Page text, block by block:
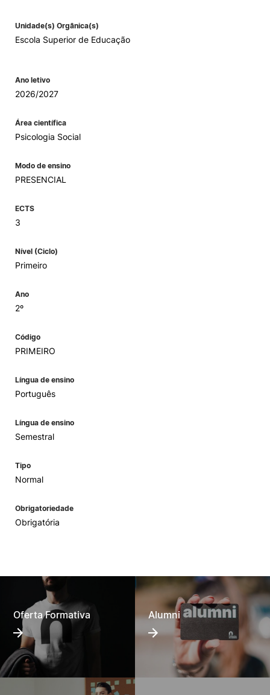
Unidade(s) Orgânica(s)
Escola Superior de Educação
Ano letivo
2026/2027
Área científica
Psicologia Social
Modo de ensino
PRESENCIAL
ECTS
3
Nível (Ciclo)
Primeiro
Ano
2º
Código
PRIMEIRO
Língua de ensino
Português
Língua de ensino
Semestral
Tipo
Normal
Obrigatoriedade
Obrigatória
Oferta Formativa Alumni